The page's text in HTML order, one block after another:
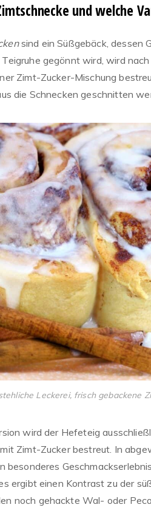
und welche
sind ein Süßgebäck, dessen
gegönnt wird, wird
Zimt-Zucker-Mischung
die Schnecken geschnitten
Leckerei, frisch gebackene
wird der Hefeteig
Zimt-Zucker bestreut. In
besonderes
ergibt einen Kontrast zu der
noch gehackte Wal- oder